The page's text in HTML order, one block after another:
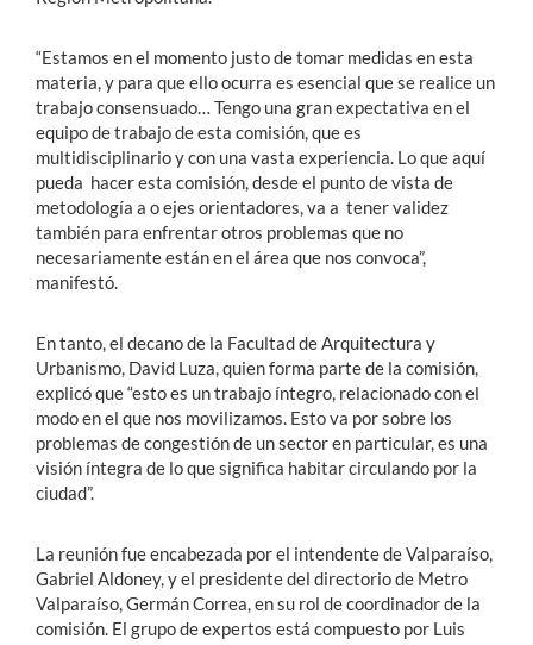
“Estamos en el momento justo de tomar medidas en esta
materia, y para que ello ocurra es esencial que se realice un
trabajo consensuado… Tengo una gran expectativa en el
equipo de trabajo de esta comisión, que es
multidisciplinario y con una vasta experiencia. Lo que aquí
pueda hacer esta comisión, desde el punto de vista de
metodología a o ejes orientadores, va a tener validez
también para enfrentar otros problemas que no
necesariamente están en el área que nos convoca”,
manifestó.
En tanto, el decano de la Facultad de Arquitectura y
Urbanismo, David Luza, quien forma parte de la comisión,
explicó que “esto es un trabajo íntegro, relacionado con el
modo en el que nos movilizamos. Esto va por sobre los
problemas de congestión de un sector en particular, es una
visión íntegra de lo que significa habitar circulando por la
ciudad”.
La reunión fue encabezada por el intendente de Valparaíso,
Gabriel Aldoney, y el presidente del directorio de Metro
Valparaíso, Germán Correa, en su rol de coordinador de la
comisión. El grupo de expertos está compuesto por Luis